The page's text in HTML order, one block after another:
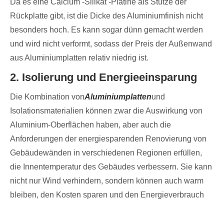
Da es eine Calcium -Silikat -Platine als Stütze der
Rückplatte gibt, ist die Dicke des Aluminiumfinish nicht
besonders hoch. Es kann sogar dünn gemacht werden
und wird nicht verformt, sodass der Preis der Außenwand
aus Aluminiumplatten relativ niedrig ist.
2. Isolierung und Energieeinsparung
Die Kombination vonAluminiumplattenund
Isolationsmaterialien können zwar die Auswirkung von
Aluminium-Oberflächen haben, aber auch die
Anforderungen der energiesparenden Renovierung von
Gebäudewänden in verschiedenen Regionen erfüllen,
die Innentemperatur des Gebäudes verbessern. Sie kann
nicht nur Wind verhindern, sondern können auch warm
bleiben, den Kosten sparen und den Energieverbrauch